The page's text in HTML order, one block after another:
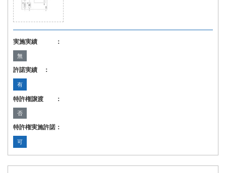
実施実績 ：
無
許諾実績 ：
有
特許権譲渡 ：
否
特許権実施許諾：
可